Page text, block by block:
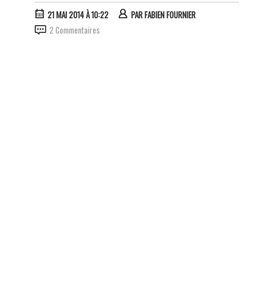
21 MAI 2014 À 10:22 PARFABIEN FOURNIER
2 Commentaires